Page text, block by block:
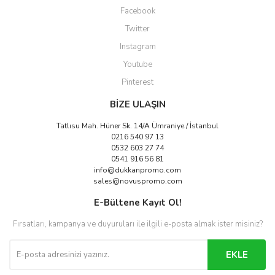
Facebook
Twitter
Instagram
Youtube
Pinterest
BİZE ULAŞIN
Tatlısu Mah. Hüner Sk. 14/A Ümraniye / İstanbul
0216 540 97 13
0532 603 27 74
0541 916 56 81
info@dukkanpromo.com
sales@novuspromo.com
E-Bültene Kayıt Ol!
Fırsatları, kampanya ve duyuruları ile ilgili e-posta almak ister misiniz?
EKLE